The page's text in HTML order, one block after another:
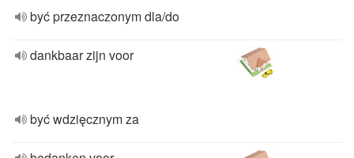
być przeznaczonym dla/do
dankbaar zijn voor
być wdzięcznym za